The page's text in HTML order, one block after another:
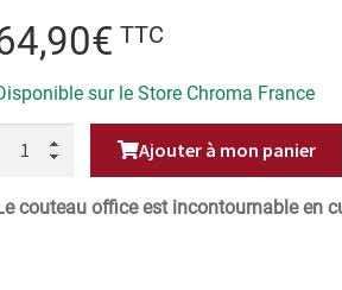
€ TTC
sur le Store Chroma France
Ajouter à mon panier
couteau office est incontournable en